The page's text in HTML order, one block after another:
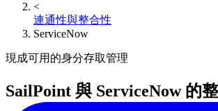
<
連通性與整合性
ServiceNow
現成可用的身分存取管理
SailPoint 與 ServiceNow 的